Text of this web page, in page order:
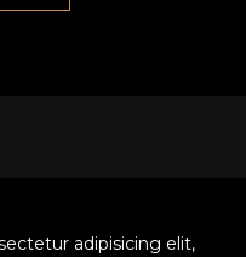
adipisicing elit,